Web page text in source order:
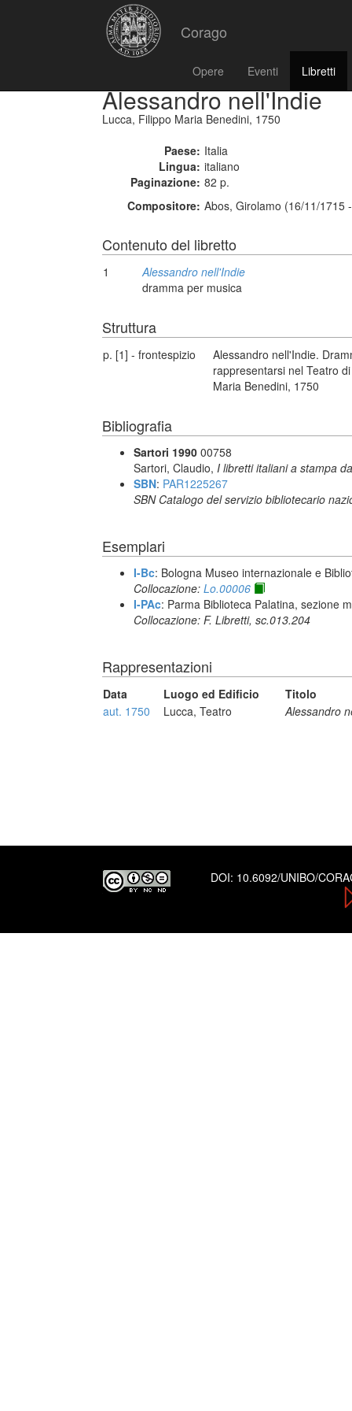
Corago
Opere Eventi Libretti
Alessandro nell'Indie
Lucca, Filippo Maria Benedini, 1750
Paese: Italia
Lingua: italiano
Paginazione: 82 p.
Compositore: Abos, Girolamo (16/11/1715
Contenuto del libretto
1
Alessandro nell'Indie
dramma per musica
Struttura
p. [1] - frontespizio
Alessandro nell'Indie.
rappresentarsi nel Teatro
Maria Benedini, 1750
Bibliografia
Sartori 1990 00758
Sartori, Claudio, I libretti italiani a stampa
SBN: PAR1225267
SBN Catalogo del servizio bibliotecario
Esemplari
I-Bc: Bologna Museo internazionale e
Collocazione: Lo.00006
I-PAc: Parma Biblioteca Palatina, sezione
Collocazione: F. Libretti, sc.013.204
Rappresentazioni
Data Luogo ed Edificio
Titolo
aut. 1750
Lucca, Teatro Alessandro
DOI: 10.6092/UNIBO/